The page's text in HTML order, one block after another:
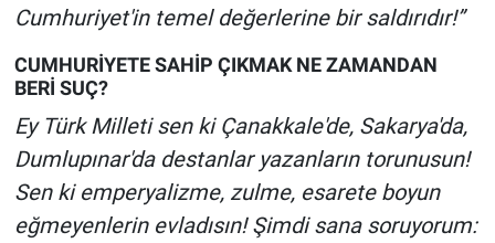
Cumhuriyet'in temel değerlerine bir saldırıdır!”
CUMHURİYETE SAHİP ÇIKMAK NE ZAMANDAN
BERİ SUÇ?
Ey Türk Milleti sen ki Çanakkale'de, Sakarya'da,
Dumlupınar'da destanlar yazanların torunusun!
Sen ki emperyalizme, zulme, esarete boyun
eğmeyenlerin evladısın! Şimdi sana soruyorum: